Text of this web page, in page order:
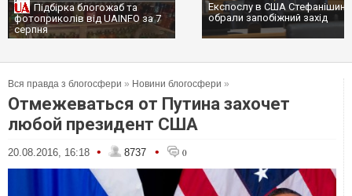
Підбірка блогожаб та
фотоприколів від UAINFO за 7
серпня
Експослу в США Стефанішиній
обрали запобіжний захід
Вся правда з блогосфери » Новини блогосфери »
Отмежеваться от Путина захочет
любой президент США
20.08.2016, 16:18 • 8737 • 0